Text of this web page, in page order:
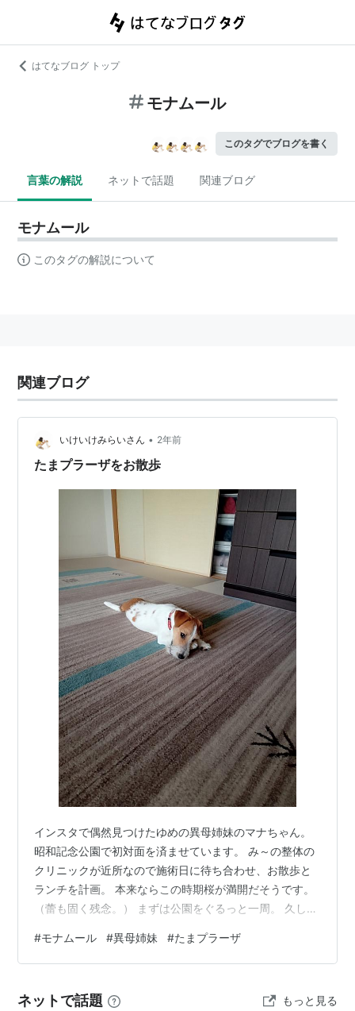
はてなブログ トップ
モナムール
このタグでブログを書く
言葉の解説 ネットで話題 関連ブログ
モナムール
このタグの解説について
関連ブログ
いけいけみらいさん • 2年前
たまプラーザをお散歩
インスタで偶然見つけたゆめの異母姉妹のマナちゃん。
昭和記念公園で初対面を済ませています。 み～の整体の
クリニックが近所なので施術日に待ち合わせ、お散歩と
ランチを計画。 本来ならこの時期桜が満開だそうです。
（蕾も固く残念。） まずは公園をぐるっと一周。 久しぶ
たちはひたすらわんプロ。 ゆめの方が大きいので優勢で
す。 遊んでいるとコイケルを連れた方が。 色々お話した
と。 2歳の可愛い女の子。 しつけの個人レッスンをしつ
#モナムール #異母姉妹 #たまプラーザ
ネットで話題 もっと見る